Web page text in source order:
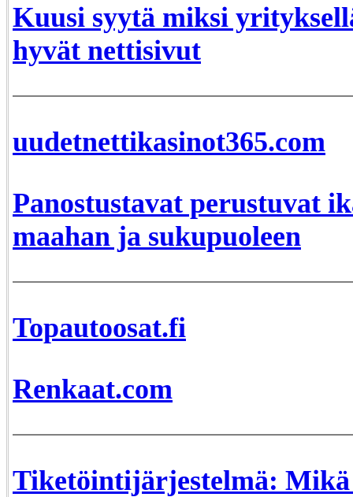
Kuusi syytä miksi
hyvät nettisivut
uudetnettikasinot365.com
Panostustavat perustuvat
maahan ja sukupuoleen
Topautoosat.fi
Renkaat.com
Tiketöintijärjestelmä: Mikä